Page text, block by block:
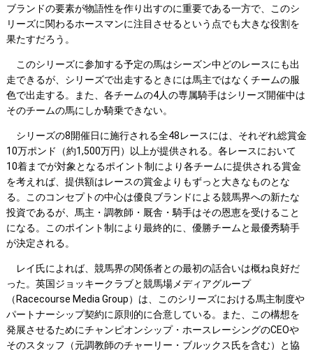
ブランドの要素が物語性を作り出すのに重要である一方で、このシ
リーズに関わるホースマンに注目させるという点でも大きな役割を
果たすだろう。
このシリーズに参加する予定の馬はシーズン中どのレースにも出
走できるが、シリーズで出走するときには馬主ではなくチームの服
色で出走する。また、各チームの4人の専属騎手はシリーズ開催中は
そのチームの馬にしか騎乗できない。
シリーズの8開催日に施行される全48レースには、それぞれ総賞金
10万ポンド（約1,500万円）以上が提供される。各レースにおいて
10着までが対象となるポイント制により各チームに提供される賞金
を考えれば、提供額はレースの賞金よりもずっと大きなものとな
る。このコンセプトの中心は優良ブランドによる競馬界への新たな
投資であるが、馬主・調教師・厩舎・騎手はその恩恵を受けること
になる。このポイント制により最終的に、優勝チームと最優秀騎手
が決定される。
レイ氏によれば、競馬界の関係者との最初の話合いは概ね良好だ
った。英国ジョッキークラブと競馬場メディアグループ
（Racecourse Media Group）は、このシリーズにおける馬主制度や
パートナーシップ契約に原則的に合意している。また、この構想を
発展させるためにチャンピオンシップ・ホースレーシングのCEOや
そのスタッフ（元調教師のチャーリー・ブルックス氏を含む）と協